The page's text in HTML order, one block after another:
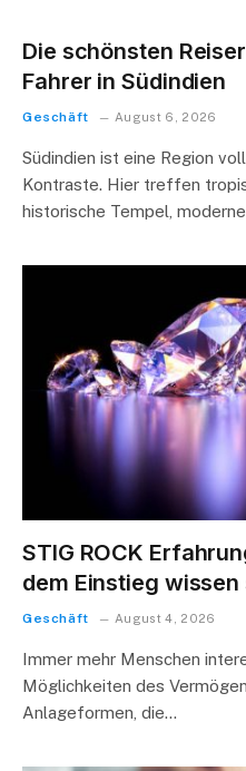
Die schönsten
Fahrer in Südindien
Geschäft August 6, 2026
Südindien ist eine Region
Kontraste. Hier treffen
historische Tempel,
STIG ROCK
dem Einstieg wissen
Geschäft August 4, 2026
Immer mehr Menschen
Möglichkeiten des
Anlageformen, die…